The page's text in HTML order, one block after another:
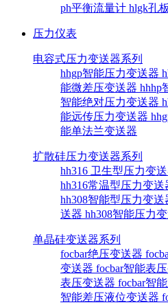
ph平衡流量计 hlgk孔
压力仪表
电容式压力变送器系列
hhgp智能压力变送器
能微差压变送器 hhhp
智能绝对压力变送器
能远传压力变送器
能单法兰变送器
扩散硅压力变送器系列
hh316 卫生型压力变
hh316常温型压力变送
hh308智能型压力变送
送器 hh308智能压力
单晶硅变送器系列
focbar绝压变送器
变送器 focbar智能表
表压变送器 focbar智
智能差压液位变送器